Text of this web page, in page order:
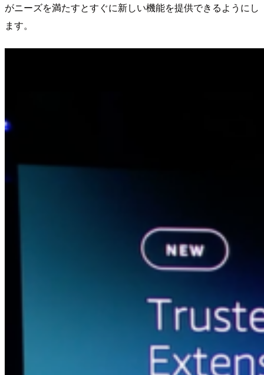
がニーズを満たすとすぐに新しい機能を提供できるようにし
ます。